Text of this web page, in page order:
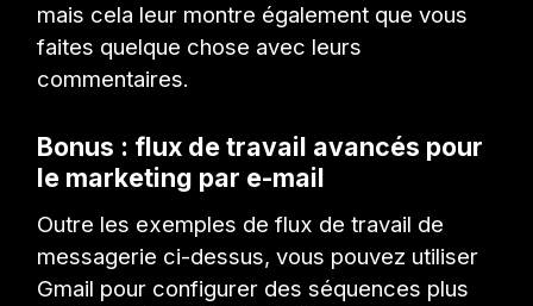
mais cela leur montre également que vous
faites quelque chose avec leurs
commentaires.
Bonus : flux de travail avancés pour
le marketing par e-mail
Outre les exemples de flux de travail de
messagerie ci-dessus, vous pouvez utiliser
Gmail pour configurer des séquences plus